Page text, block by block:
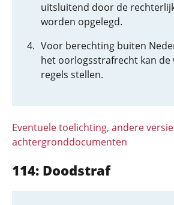
uitsluitend door de
worden opgelegd.
Voor berechting buiten
het oorlogsstrafrecht kan de
regels stellen.
Eventuele toelichting, andere
achtergronddocumenten
114: Doodstraf